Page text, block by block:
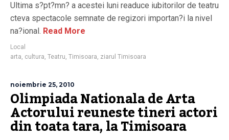
Ultima s?pt?mn? a acestei luni readuce iubitorilor de teatru
cteva spectacole semnate de regizori importan?i la nivel
na?ional. Read More
Local
arta, cultura, Teatru, Timisoara, ziarul Timisoara
noiembrie 25, 2010
Olimpiada Nationala de Arta
Actorului reuneste tineri actori
din toata tara, la Timisoara